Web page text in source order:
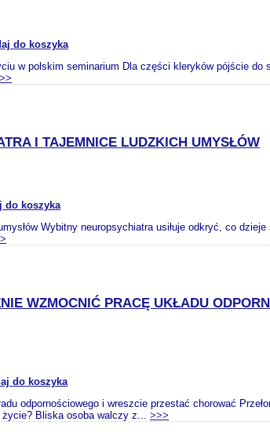
do koszyka
w polskim seminarium Dla części kleryków pójście do
I TAJEMNICE LUDZKICH UMYSŁÓW
do koszyka
Wybitny neuropsychiatra usiłuje odkryć, co
WZMOCNIĆ PRACĘ UKŁADU
do koszyka
odpornościowego i wreszcie przestać chorować
Bliska osoba walczy z... >>>